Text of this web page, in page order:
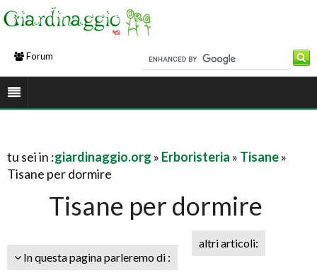
Forum
tu sei in :giardinaggio.org » Erboristeria » Tisane»
Tisane per dormire
Tisane per dormire
In questa pagina parleremo di :
altri articoli: